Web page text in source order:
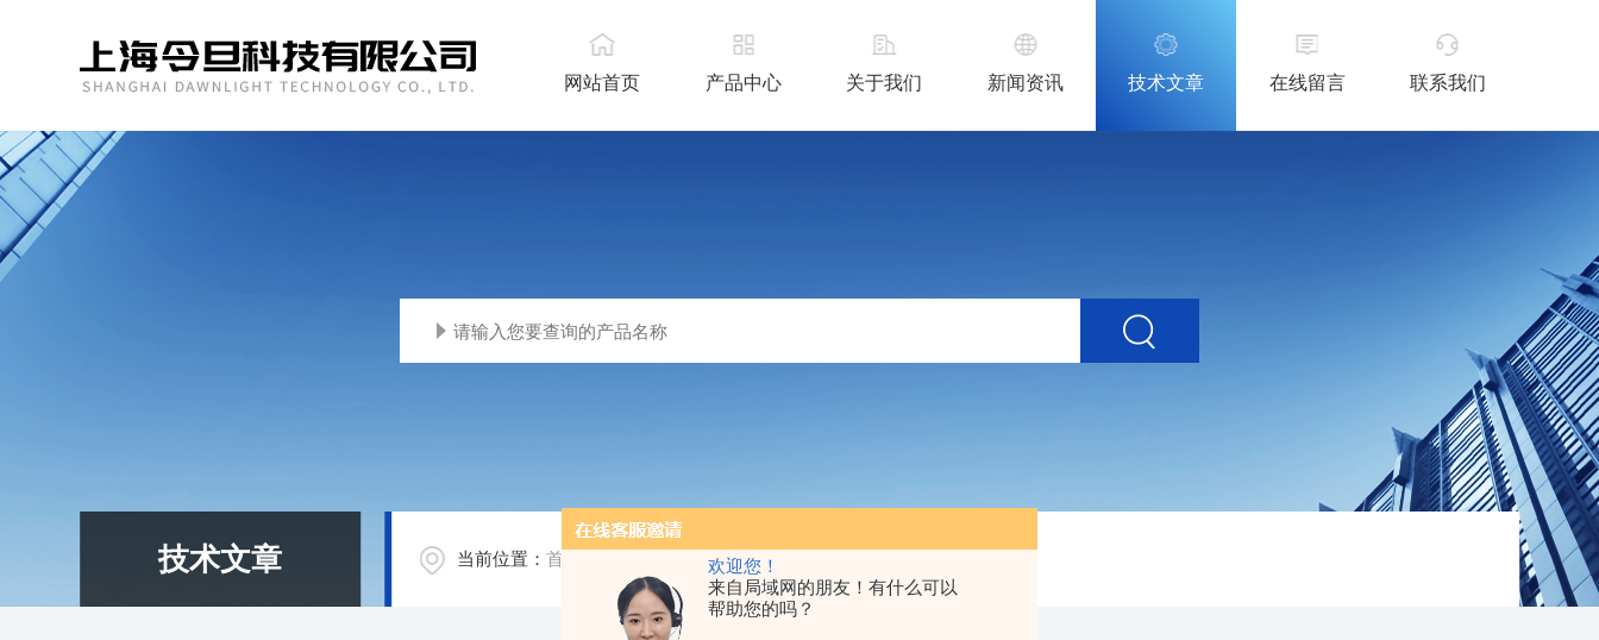
欢迎您！
来自局域网的朋友！有什么可以
帮助您的吗？
网站首页 产品中心 关于我们 新闻资讯 技术文章 在线留言 联系我们
技术文章 当前位置：首页 / 雾度透光率国标AB法详解